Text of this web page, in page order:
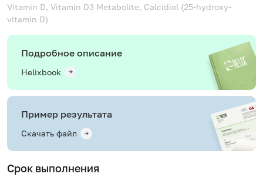
Vitamin D, Vitamin D3 Metabolite, Сalcidiol (25-hydroxy-
vitamin D)
Подробное описание
Helixbook
Пример результата
Скачать файл
Срок выполнения